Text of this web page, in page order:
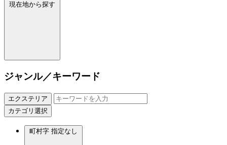
現在地から探す
ジャンル／キーワード
エクステリア
カテゴリ選択
町村字 指定なし